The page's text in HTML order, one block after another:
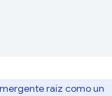
raíz como un